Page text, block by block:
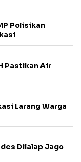
Polisikan
Pastikan Air
Larang Warga
Dilalap Jago